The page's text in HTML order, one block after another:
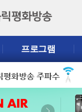
프로그램